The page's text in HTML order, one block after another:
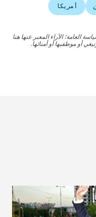
أمريكا
العامة؛ الآراء المعبر عنها هنا
أو موظفيها أو أمنائها.